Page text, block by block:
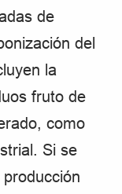
de
del
la
fruto de
como
Si se